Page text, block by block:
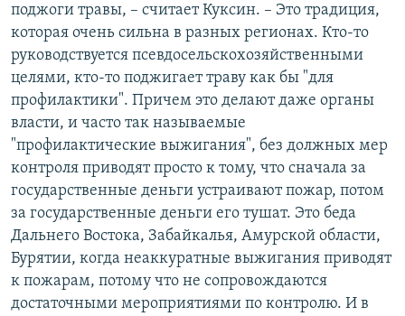
поджоги травы, – считает Куксин. – Это традиция,
которая очень сильна в разных регионах. Кто-то
руководствуется псевдосельскохозяйственными
целями, кто-то поджигает траву как бы "для
профилактики". Причем это делают даже органы
власти, и часто так называемые
"профилактические выжигания", без должных мер
контроля приводят просто к тому, что сначала за
государственные деньги устраивают пожар, потом
за государственные деньги его тушат. Это беда
Дальнего Востока, Забайкалья, Амурской области,
Бурятии, когда неаккуратные выжигания приводят
к пожарам, потому что не сопровождаются
достаточными мероприятиями по контролю. И в